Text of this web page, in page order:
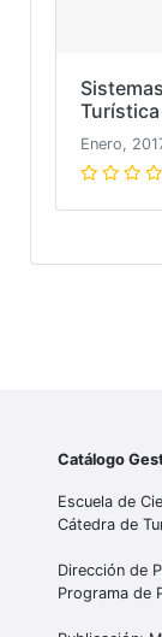
Enero,
Catálogo
Escuela de
Cátedra de
Dirección de
Programa de